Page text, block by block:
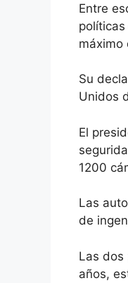
Entre
máximo
Su
Unidos
El
1200
Las
de
Las dos
años,